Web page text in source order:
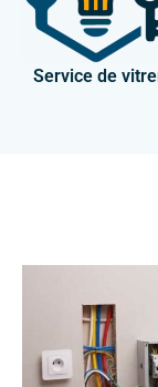
Service de